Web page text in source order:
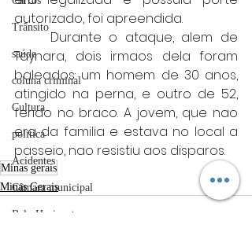
Trânsito
saúde
coluna criminal
Cultura
politica
Acidentes
Câmara municipal
Belo Horizonte
autorizado, foi apreendida.
Taynara, dois irmaos dela foram
baleados: um homem de 30 anos,
atingido na perna, e outro de 52,
ferido no braco. A jovem, que nao
era da familia e estava no local a
passeio, nao resistiu aos disparos.
Minas gerais
Minas Gerais